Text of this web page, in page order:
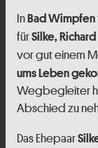
InBad Wimpfen
fürSilke,
vor gut einem
ums Leben
Wegbegleiter
Abschied zu
Das Ehepaar